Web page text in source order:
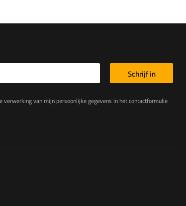
in het contactformulier in overeenstemming met de Verordening van het Europees Parlement en de Raad (EU)
Schrijf in